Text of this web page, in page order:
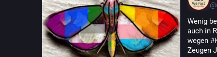
Wenig
auch in
wegen #
Zeugen